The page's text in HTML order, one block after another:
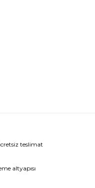
teslimat
altyapısı